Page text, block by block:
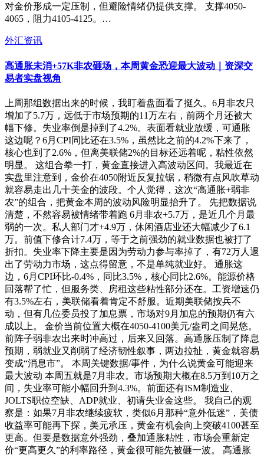
对金价形成一定压制，但避险情绪仍提供支撑。 支撑4050-
4065，阻力4105-4125。…
外汇资讯
高通胀未消+57K非农砸场，本周黄金恐迎最大波动｜资深交
易者实盘视角
上周那组数据出来的时候，我盯着盘面看了挺久。6月非农只
增加了5.7万，远低于市场预期的11万左右，前两个月还被大
幅下修。失业率倒是掉到了4.2%。表面看就业放缓，可通胀
这边呢？6月CPI同比还在3.5%，虽然比之前的4.2%下来了，
核心也到了2.6%，但离美联储2%的目标还远着呢，粘性依然
明显。 这组合拳一打，黄金直接进入高波动区间。我最近在
实盘里注意到，金价在4050附近反复拉锯，稍微有点风吹草动
就容易走出几十美金的波段。个人觉得，这次“高通胀+弱非
农”的组合，把黄金本周的波动风险明显抬升了。 先把数据说
清楚，不然容易被情绪带着跑 6月非农+5.7万，是近几个月最
弱的一次。私人部门才+4.9万，休闲酒店业还大幅减少了6.1
万。前值下修合计7.4万，等于之前强劲的就业数据也被打了
折扣。失业率下降主要是因为劳动力参与率掉了，有72万人退
出了劳动力市场，这点得留意，不是单纯就业好。 通胀这
边，6月CPI环比-0.4%，同比3.5%，核心同比2.6%。能源价格
回落帮了忙，但服务类、房租这些粘性部分还在。工资增速仍
有3.5%左右，美联储看着肯定不舒服。近期美联储按兵不
动，但有几位委员投了加息票，市场对9月加息的预期仍有六
成以上。 金价当前位置大概在4050-4100美元/盎司之间晃悠。
前阵子弱非农出来时冲高过，后来又回落。高通胀压制了降息
预期，弱就业又削弱了经济韧性叙事，两边拉扯，黄金就容易
变成“消息市”。 本周关键数据/事件，为什么说黄金可能迎来
最大波动 本周五就是7月非农。市场预期大概在8.5万到10万之
间，失业率可能小幅回升到4.3%。前面还有ISM制造业、
JOLTS职位空缺、ADP就业、初请失业金这些。 我自己的观
察是：如果7月非农继续疲软，类似6月那种“意外低迷”，美债
收益率可能再下探，美元承压，黄金有机会向上突破4100甚至
更高。但要是数据意外强劲，叠加通胀粘性，市场会重新定
价“更高更久”的利率路径，黄金很可能先被砸一波。 高通胀